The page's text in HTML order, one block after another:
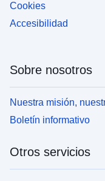
Cookies
Accesibilidad
Sobre nosotros
Nuestra misión,
Boletín informativo
Otros servicios